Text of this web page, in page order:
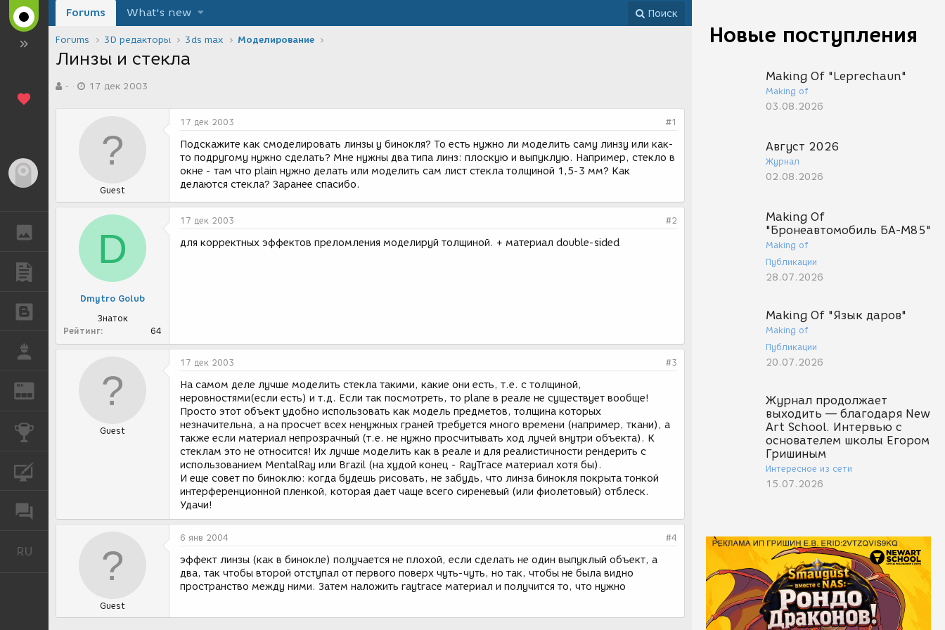
ГАЛЕРЕЯ
ПУБЛИКАЦИИ
REN
КОНКУРСЫ
RU
Новые поступления
Making Of "Leprechaun"
Making of
03.08.2026
Август 2026
Журнал
02.08.2026
Making Of
"Бронеавтомобиль БА-М85"
Making of
Публикации
28.07.2026
Making Of "Язык даров"
Making of
Публикации
20.07.2026
Журнал продолжает
выходить — благодаря New
Art School. Интервью с
основателем школы Егором
Гришиным
Интересное из сети
15.07.2026
Forums What's new Поиск
Forums 3D редакторы 3ds max Моделирование
Линзы и стекла
в-
а
и
17 дек 2003
Guest
17 дек 2003 #1
Подскажите как смоделировать линзы у бинокля? То есть нужно ли моделить саму линзу или как-
то подругому нужно сделать? Мне нужны два типа линз: плоскую и выпуклую. Например, стекло в
окне - там что plain нужно делать или моделить сам лист стекла толщиной 1,5-3 мм? Как
делаются стекла? Заранее спасибо.
D
Dmytro Golub
Знаток
Рейтинг
64
17 дек 2003 #2
для корректных эффектов преломления моделируй толщиной. + материал double-sided
Guest
17 дек 2003 #3
На самом деле лучше моделить стекла такими, какие они есть, т.е. с толщиной,
неровностями(если есть) и т.д. Если так посмотреть, то plane в реале не существует вообще!
Просто этот объект удобно использовать как модель предметов, толщина которых
незначительна, а на просчет всех ненужных граней требуется много времени (например, ткани), а
также если материал непрозрачный (т.е. не нужно просчитывать ход лучей внутри объекта). К
стеклам это не относится! Их лучше моделить как в реале и для реалистичности рендерить с
использованием MentalRay или Brazil (на худой конец - RayTrace материал хотя бы).
И еще совет по биноклю: когда будешь рисовать, не забудь, что линза бинокля покрыта тонкой
интерференционной пленкой, которая дает чаще всего сиреневый (или фиолетовый) отблеск.
Удачи!
Guest
6 янв 2004 #4
эффект линзы (как в бинокле) получается не плохой, если сделать не один выпуклый объект, а
два, так чтобы второй отступал от первого поверх чуть-чуть, но так, чтобы не была видно
пространство между ними. Затем наложить raytrace материал и получится то, что нужно